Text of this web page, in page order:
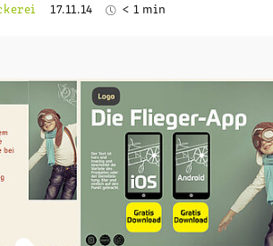
17.11.14 < 1 min